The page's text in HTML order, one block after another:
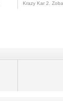
Krazy Kar 2.